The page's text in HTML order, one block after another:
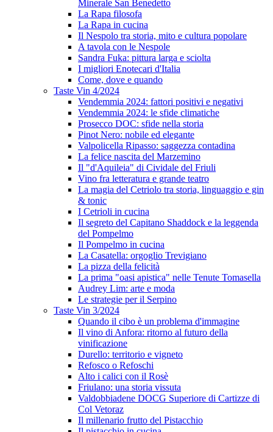
Minerale San Benedetto
La Rapa filosofa
La Rapa in cucina
Il Nespolo tra storia, mito e cultura popolare
A tavola con le Nespole
Sandra Fuka: pittura larga e sciolta
I migliori Enotecari d'Italia
Come, dove e quando
Taste Vin 4/2024
Vendemmia 2024: fattori positivi e negativi
Vendemmia 2024: le sfide climatiche
Prosecco DOC: sfide nella storia
Pinot Nero: nobile ed elegante
Valpolicella Ripasso: saggezza contadina
La felice nascita del Marzemino
Il "d'Aquileia" di Cividale del Friuli
Vino fra letteratura e grande teatro
La magia del Cetriolo tra storia, linguaggio e gin
& tonic
I Cetrioli in cucina
Il segreto del Capitano Shaddock e la leggenda
del Pompelmo
Il Pompelmo in cucina
La Casatella: orgoglio Trevigiano
La pizza della felicità
La prima "oasi apistica" nelle Tenute Tomasella
Audrey Lim: arte e moda
Le strategie per il Serpino
Taste Vin 3/2024
Quando il cibo è un problema d'immagine
Il vino di Anfora: ritorno al futuro della
vinificazione
Durello: territorio e vigneto
Refosco o Refoschi
Alto i calici con il Rosè
Friulano: una storia vissuta
Valdobbiadene DOCG Superiore di Cartizze di
Col Vetoraz
Il millenario frutto del Pistacchio